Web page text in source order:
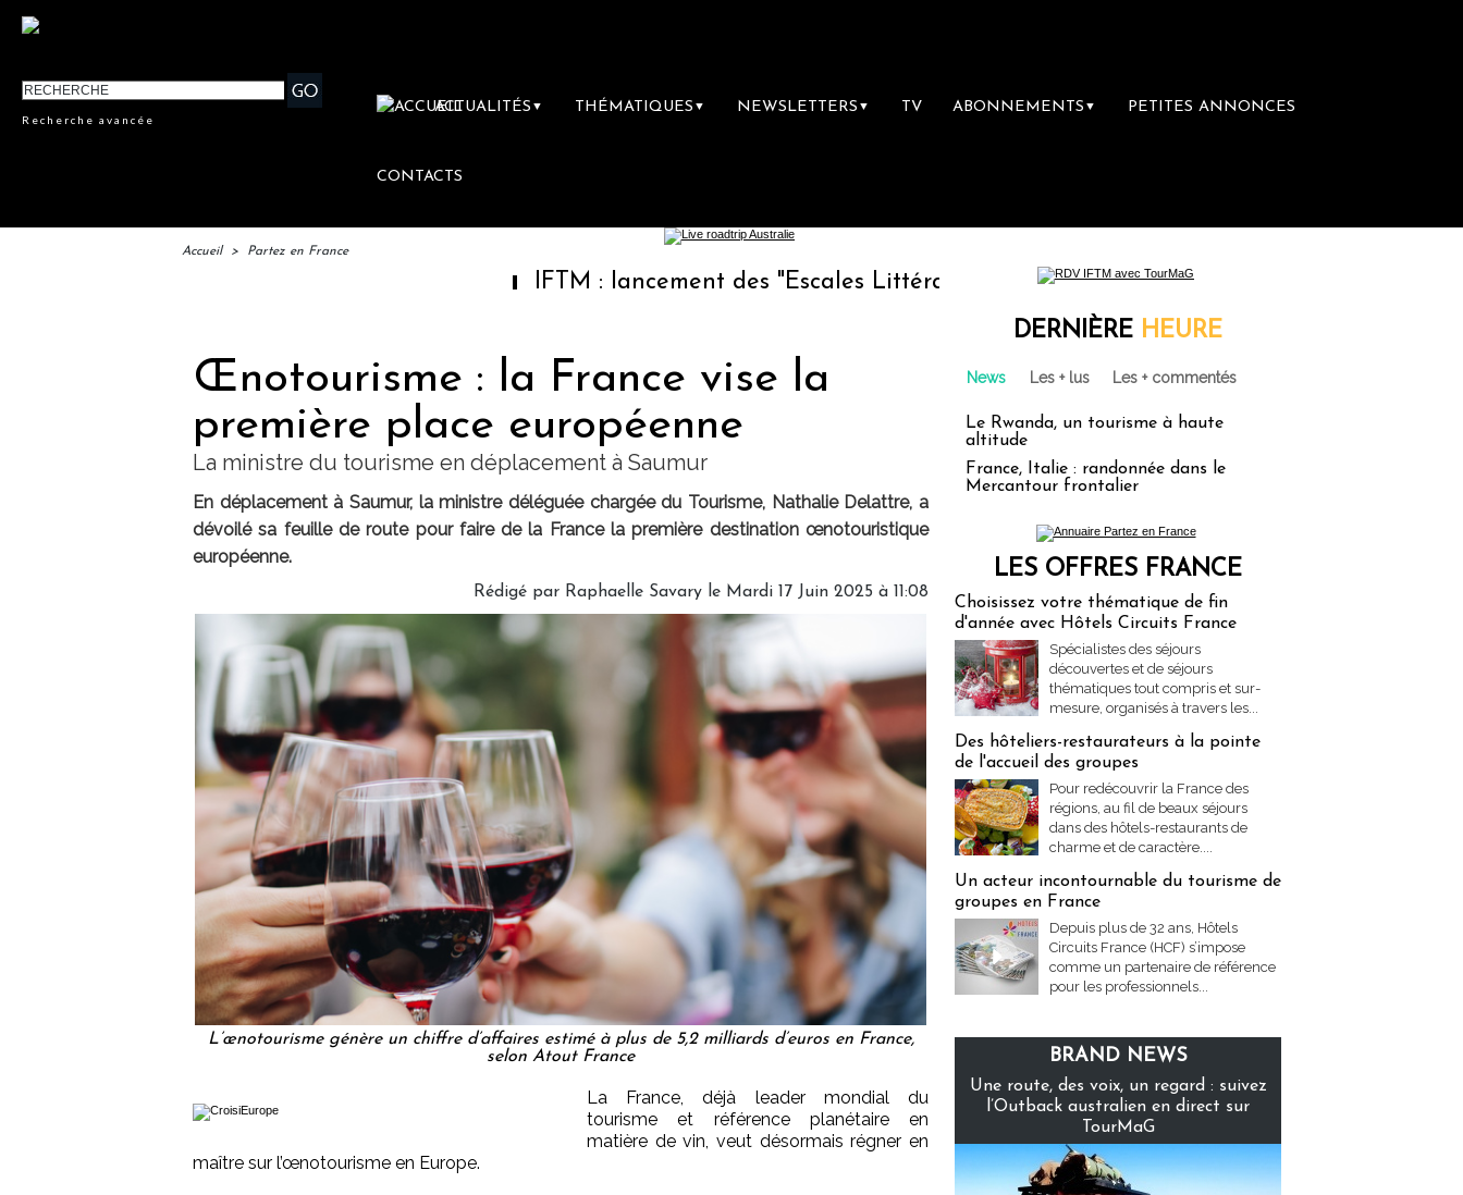
Recherche avancée
ACTUALITÉS ▼ THÉMATIQUES ▼ NEWSLETTERS ▼ TV ABONNEMENTS ▼ PETITES ANNONCES
CONTACTS
Accueil > Partez en France
IFTM : lancement des "Escales Littéraires", la première librairie du voyage
Œnotourisme : la France vise la
première place européenne
La ministre du tourisme en déplacement à Saumur
En déplacement à Saumur, la ministre déléguée chargée du Tourisme, Nathalie Delattre, a
dévoilé sa feuille de route pour faire de la France la première destination œnotouristique
européenne.
Rédigé par Raphaelle Savary le Mardi 17 Juin 2025 à 11:08
L’œnotourisme génère un chiffre d’affaires estimé à plus de 5,2 milliards d’euros en France,
selon Atout France
La France, déjà leader mondial du
tourisme et référence planétaire en
matière de vin, veut désormais régner en
maître sur l’œnotourisme en Europe.
DERNIÈRE HEURE
News Les + lus Les + commentés
Le Rwanda, un tourisme à haute
altitude
France, Italie : randonnée dans le
Mercantour frontalier
LES OFFRES FRANCE
Choisissez votre thématique de fin
d'année avec Hôtels Circuits France
Spécialistes des séjours
découvertes et de séjours
thématiques tout compris et sur-
mesure, organisés à travers les...
Des hôteliers-restaurateurs à la pointe
de l'accueil des groupes
Pour redécouvrir la France des
régions, au fil de beaux séjours
dans des hôtels-restaurants de
charme et de caractère....
Un acteur incontournable du tourisme de
groupes en France
Depuis plus de 32 ans, Hôtels
Circuits France (HCF) s’impose
comme un partenaire de référence
pour les professionnels...
BRAND NEWS
Une route, des voix, un regard : suivez
l’Outback australien en direct sur
TourMaG